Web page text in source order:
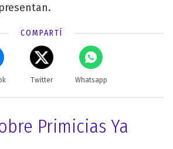
COMPARTÍ
Twitter Whatsapp
Primicias Ya